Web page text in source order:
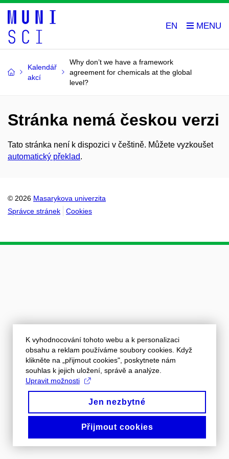
EN
Kalendář
akcí
Why don’t we have a framework
agreement for chemicals at the global
level?
Stránka nemá českou verzi
Tato stránka není k dispozici v češtině. Můžete vyzkoušet
automatický překlad.
© 2026 Masarykova univerzita
Správce stránek
Cookies
K vyhodnocování tohoto webu a k personalizaci
obsahu a reklam používáme soubory cookies. Když
klikněte na „přijmout cookies", poskytnete nám
souhlas k jejich uložení, správě a analýze.
Upravit možnosti
Jen nezbytné
Přijmout cookies